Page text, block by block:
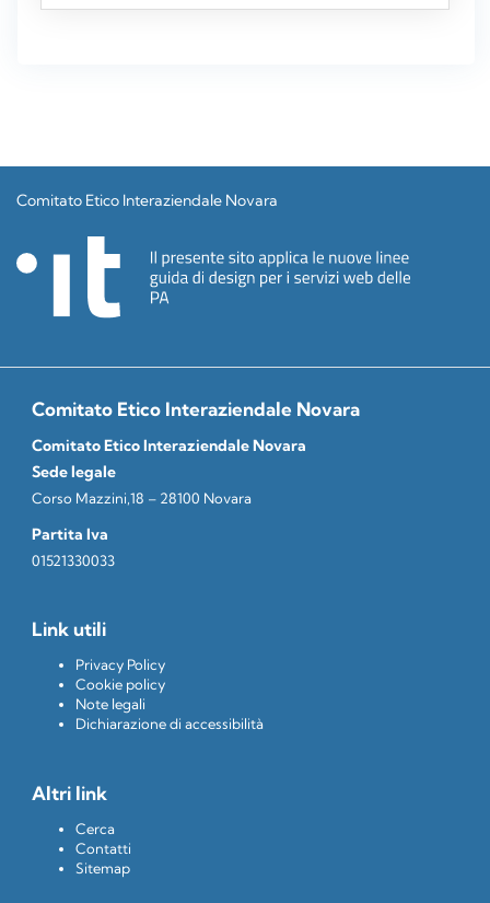
Comitato Etico Interaziendale Novara
Comitato Etico Interaziendale Novara
Comitato Etico Interaziendale Novara
Sede legale
Corso Mazzini,18 – 28100 Novara
Partita Iva
01521330033
Link utili
Privacy Policy
Cookie policy
Note legali
Dichiarazione di accessibilità
Altri link
Cerca
Contatti
Sitemap